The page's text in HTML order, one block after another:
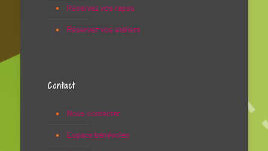
Réservez vos repas
Réservez vos ateliers
Contact
Nous contacter
Espace bénévoles